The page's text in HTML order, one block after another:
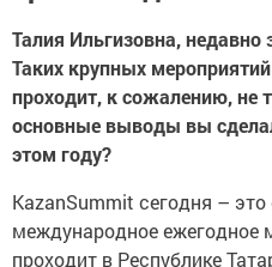
Талия Ильгизовна, недавно
Таких крупных
проходит, к сожалению, не
основные выводы вы
этом году?
KazanSummit сегодня –
международное ежегодное
проходит в Республике